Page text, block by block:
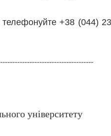
+38 (044)
університету